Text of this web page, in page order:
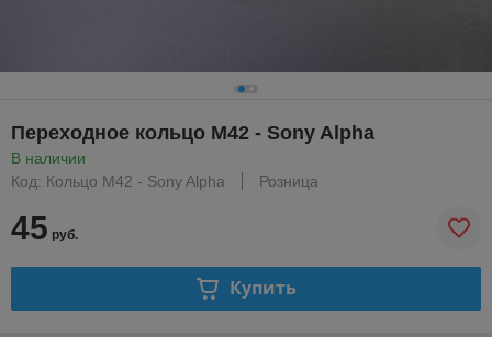
Переходное кольцо M42 - Sony Alpha
В наличии
Код: Кольцо M42 - Sony Alpha
Розница
45 руб.
Купить